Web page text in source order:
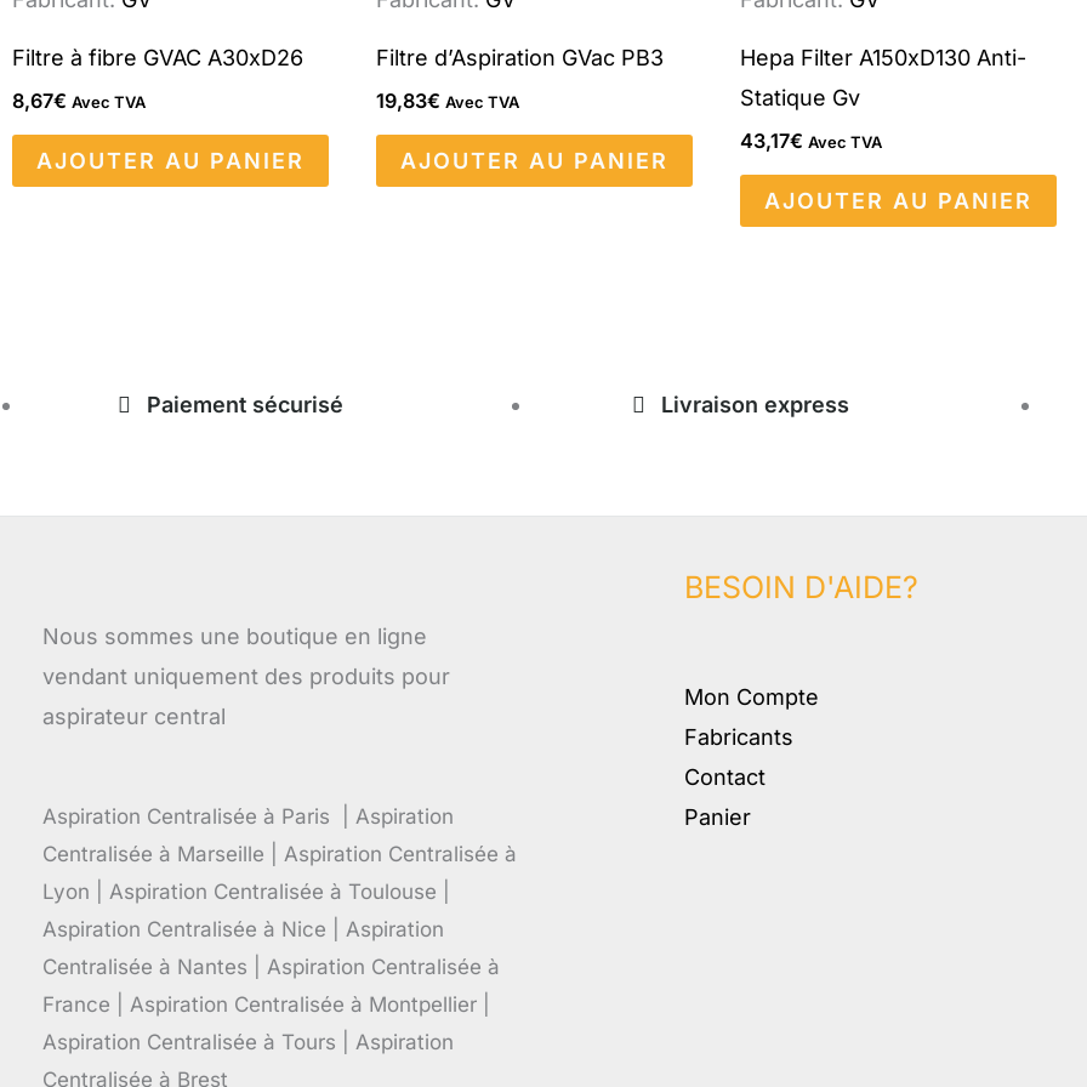
Filtre à fibre GVAC A30xD26
8,67€ Avec TVA
AJOUTER AU PANIER
Filtre d’Aspiration GVac PB3
19,83€ Avec TVA
AJOUTER AU PANIER
Hepa Filter A150xD130 Anti-
Statique Gv
43,17€ Avec TVA
AJOUTER AU PANIER
Paiement sécurisé Livraison express
Nous sommes une boutique en ligne
vendant uniquement des produits pour
aspirateur central
Aspiration Centralisée à Paris | Aspiration
Centralisée à Marseille | Aspiration Centralisée à
Lyon | Aspiration Centralisée à Toulouse |
Aspiration Centralisée à Nice | Aspiration
Centralisée à Nantes | Aspiration Centralisée à
France | Aspiration Centralisée à Montpellier |
Aspiration Centralisée à Tours | Aspiration
Centralisée à Brest
BESOIN D'AIDE?
Mon Compte
Fabricants
Contact
Panier